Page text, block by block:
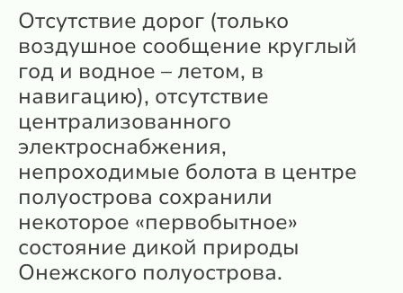
Отсутствие дорог (только
воздушное сообщение круглый
год и водное – летом, в
навигацию), отсутствие
централизованного
электроснабжения,
непроходимые болота в центре
полуострова сохранили
некоторое «первобытное»
состояние дикой природы
Онежского полуострова.